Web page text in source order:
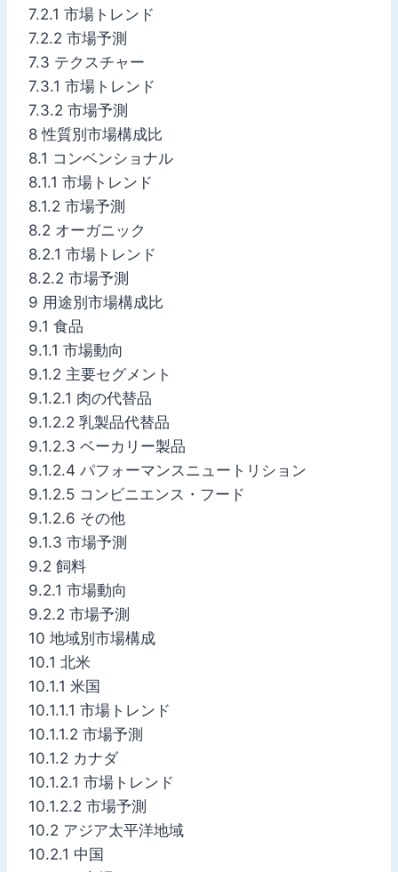
7.2.1 市場トレンド
7.2.2 市場予測
7.3 テクスチャー
7.3.1 市場トレンド
7.3.2 市場予測
8 性質別市場構成比
8.1 コンベンショナル
8.1.1 市場トレンド
8.1.2 市場予測
8.2 オーガニック
8.2.1 市場トレンド
8.2.2 市場予測
9 用途別市場構成比
9.1 食品
9.1.1 市場動向
9.1.2 主要セグメント
9.1.2.1 肉の代替品
9.1.2.2 乳製品代替品
9.1.2.3 ベーカリー製品
9.1.2.4 パフォーマンスニュートリション
9.1.2.5 コンビニエンス・フード
9.1.2.6 その他
9.1.3 市場予測
9.2 飼料
9.2.1 市場動向
9.2.2 市場予測
10 地域別市場構成
10.1 北米
10.1.1 米国
10.1.1.1 市場トレンド
10.1.1.2 市場予測
10.1.2 カナダ
10.1.2.1 市場トレンド
10.1.2.2 市場予測
10.2 アジア太平洋地域
10.2.1 中国